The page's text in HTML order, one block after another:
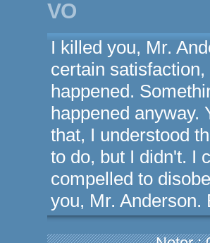
VO
I killed you, Mr.
certain
happened.
happened anyway.
that, I understood
to do, but I didn't. I
compelled to
you, Mr. Anderson.